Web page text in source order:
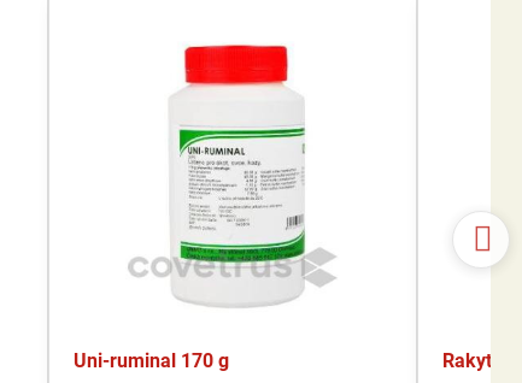
Uni-ruminal 170 g